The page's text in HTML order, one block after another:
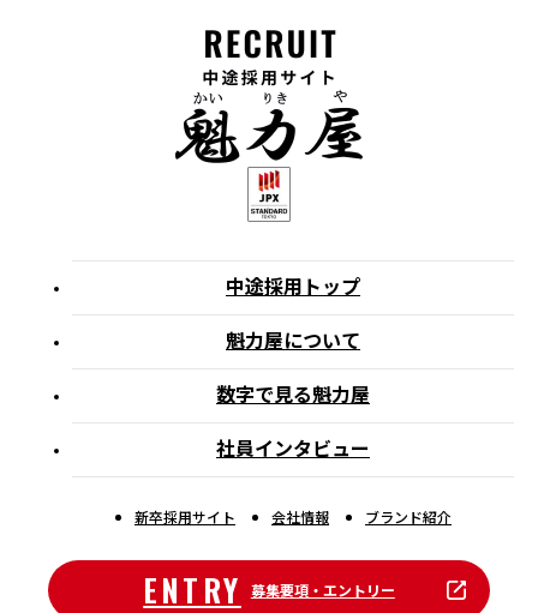
新卒採用サイト 会社情報 ブランド紹介
中途採用トップ
魁力屋について
数字で見る魁力屋
社員インタビュー
ENTRY 募集要項・エントリー